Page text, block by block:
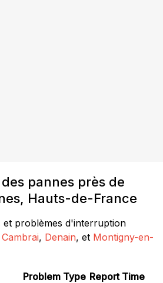
pannes près de
Hauts-de-France
et problèmes d'interruption
Cambrai, Denain, et Montigny-en-
Problem Type Report Time